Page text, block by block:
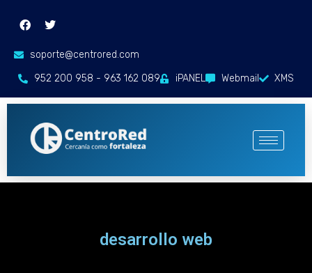
soporte@centrored.com
952 200 958 - 963 162 089
iPANEL Webmail XMS
desarrollo web